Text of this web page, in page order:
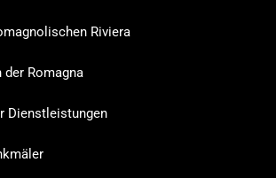
Riviera
Romagna
Dienstleistungen